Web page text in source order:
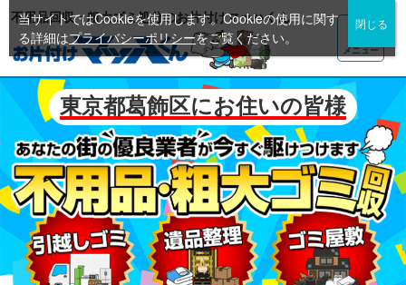
不用品回収・粗大ゴミ処分のお片付けマッハくん
メニュー
東京都葛飾区にお住いの皆様
当サイトではCookieを使用します。Cookieの使用に関す
る詳細はプライバシーポリシーをご覧ください。